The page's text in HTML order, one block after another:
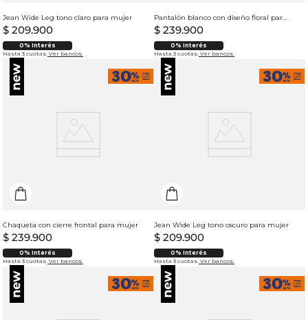
Jean Wide Leg tono claro para mujer
$ 209.900
0% Interés
Hasta 3 cuotas. Ver bancos.
Pantalón blanco con diseño floral para mujer
$ 239.900
0% Interés
Hasta 3 cuotas. Ver bancos.
Chaqueta con cierre frontal para mujer
$ 239.900
0% Interés
Hasta 3 cuotas. Ver bancos.
Jean Wide Leg tono oscuro para mujer
$ 209.900
0% Interés
Hasta 3 cuotas. Ver bancos.